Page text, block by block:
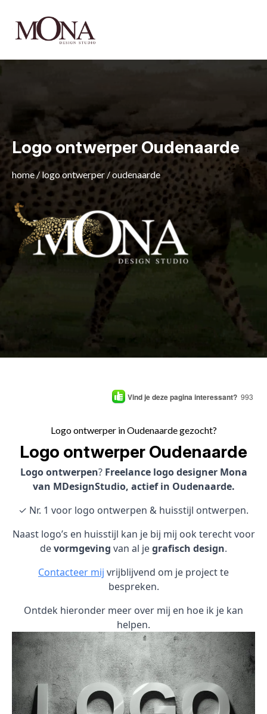
Logo ontwerper Oudenaarde
home/logo ontwerper /oudenaarde
Vind je deze pagina interessant? 993
Logo ontwerper in Oudenaarde gezocht?
Logo ontwerper Oudenaarde
Logo ontwerpen? Freelance logo designer Mona
van MDesignStudio, actief in Oudenaarde.
✓ Nr. 1 voor logo ontwerpen & huisstijl ontwerpen.
Naast logo’s en huisstijl kan je bij mij ook terecht voor
devormgeving van al jegrafisch design.
Contacteer mij vrijblijvend om je project te
bespreken.
Ontdek hieronder meer over mij en hoe ik je kan
helpen.